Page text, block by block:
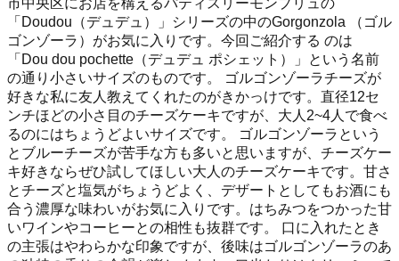
「Doudou（デュデュ）」シリーズの中のGorgonzola （ゴル
ゴンゾーラ）がお気に入りです。今回ご紹介する のは
「Dou dou pochette（デュデュ ポシェット）」という名前
の通り小さいサイズのものです。 ゴルゴンゾーラチーズが
好きな私に友人教えてくれたのがきかっけです。直径12セ
ンチほどの小さ目のチーズケーキですが、大人2~4人で食べ
るのにはちょうどよいサイズです。 ゴルゴンゾーラという
とブルーチーズが苦手な方も多いと思いますが、チーズケー
キ好きならぜひ試してほしい大人のチーズケーキです。甘さ
とチーズと塩気がちょうどよく、デザートとしてもお酒にも
合う濃厚な味わいがお気に入りです。はちみつをつかった甘
いワインやコーヒーとの相性も抜群です。 口に入れたとき
の主張はやわらかな印象ですが、後味はゴルゴンゾーラのあ